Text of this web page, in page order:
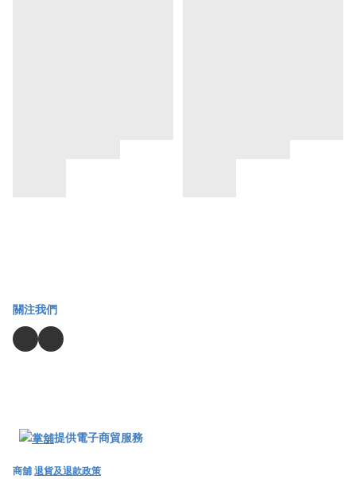
關注我們
提供電子商貿服務
商舖退貨及退款政策